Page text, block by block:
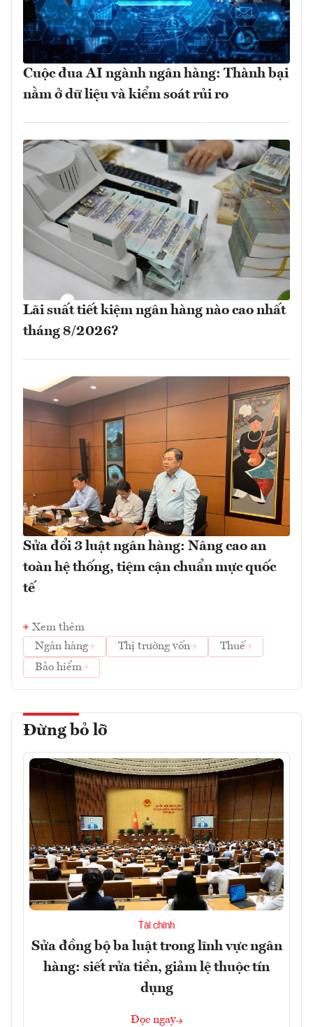
Cuộc đua AI ngành ngân hàng: Thành bại
nằm ở dữ liệu và kiểm soát rủi ro
Lãi suất tiết kiệm ngân hàng nào cao nhất
tháng 8/2026?
Sửa đổi 3 luật ngân hàng: Nâng cao an
toàn hệ thống, tiệm cận chuẩn mực quốc
tế
Xem thêm
Ngân hàng
Thị trường vốn
Thuế
Bảo hiểm
Đừng bỏ lỡ
Tài chính
Sửa đồng bộ ba luật trong lĩnh vực ngân
hàng: siết rửa tiền, giảm lệ thuộc tín
dụng
Đọc ngay